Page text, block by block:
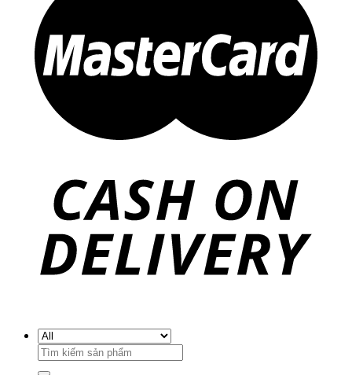
Search
for: